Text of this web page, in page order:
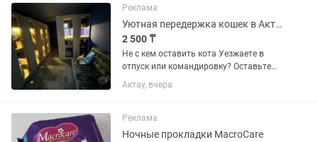
использовании. + Особенности:
Максимальная...
Реклама
Уютная передержка кошек в Актау JnV Cat Hotel
2 500 ₸
Не с кем оставить кота Уезжаете в
отпуск или командировку? Оставьте
любимца в заботливых руках
профессионалов! JnV Cat Hotel — это
Актау, вчера
Реклама
Ночные прокладки MacroCare